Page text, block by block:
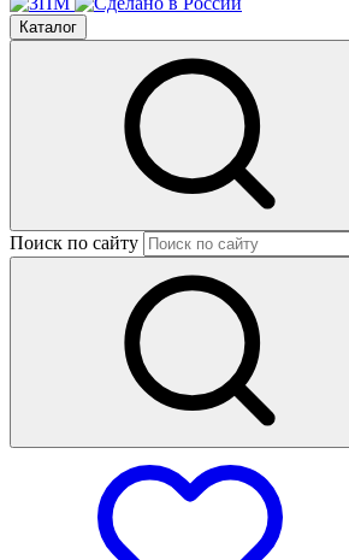
Каталог
Поиск по сайту